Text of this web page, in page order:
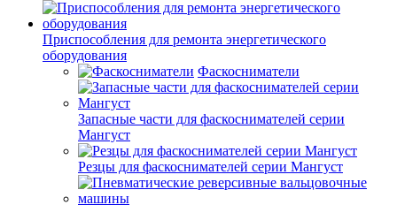
Приспособления для ремонта энергетического
оборудования
Фаскосниматели
Запасные части для фаскоснимателей серии
Мангуст
Резцы для фаскоснимателей серии Мангуст